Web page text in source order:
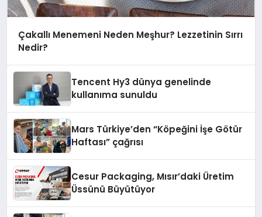
Çakallı Menemeni Neden Meşhur? Lezzetinin Sırrı
Nedir?
Tencent Hy3 dünya genelinde
kullanıma sunuldu
Mars Türkiye’den “Köpeğini İşe Götür
Haftası” çağrısı
Cesur Packaging, Mısır’daki Üretim
Üssünü Büyütüyor